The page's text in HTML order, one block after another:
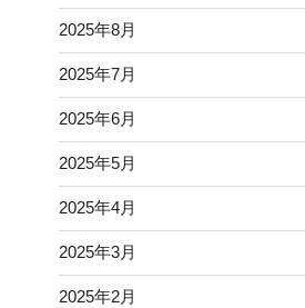
2025年8月
2025年7月
2025年6月
2025年5月
2025年4月
2025年3月
2025年2月